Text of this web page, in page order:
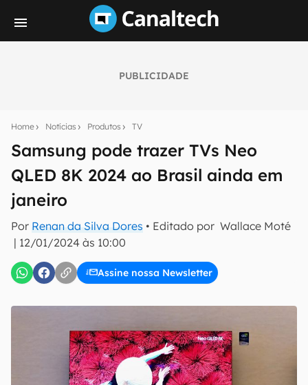
PUBLICIDADE
Home Notícias Produtos TV
Samsung pode trazer TVs Neo
QLED 8K 2024 ao Brasil ainda em
janeiro
Por Renan da Silva Dores • Editado por Wallace Moté
| 12/01/2024 às 10:00
Assine nossa Newsletter
notícias e reviews sobre tecnologia em primeira
E-mail
inscreva-se
Confirmo que li, aceito e concordo com os Termos de
Uso e Política de Privacidade do Canaltech.